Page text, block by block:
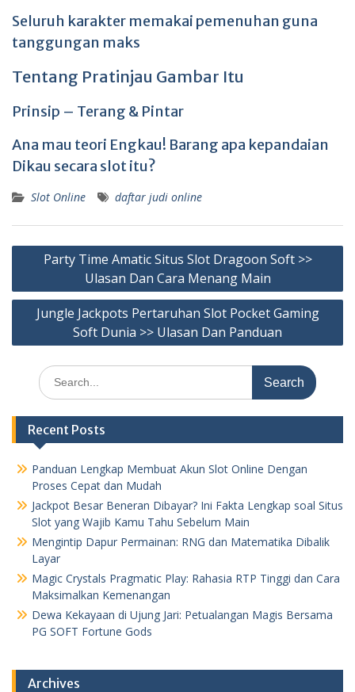
Seluruh karakter memakai pemenuhan guna
tanggungan maks
Tentang Pratinjau Gambar Itu
Prinsip – Terang & Pintar
Ana mau teori Engkau! Barang apa kepandaian
Dikau secara slot itu?
Slot Online daftar judi online
Post
navigation
Party Time Amatic Situs Slot Dragoon Soft >>
Ulasan Dan Cara Menang Main
Jungle Jackpots Pertaruhan Slot Pocket Gaming
Soft Dunia >> Ulasan Dan Panduan
Search
for:
Recent Posts
Panduan Lengkap Membuat Akun Slot Online Dengan
Proses Cepat dan Mudah
Jackpot Besar Beneran Dibayar? Ini Fakta Lengkap soal Situs
Slot yang Wajib Kamu Tahu Sebelum Main
Mengintip Dapur Permainan: RNG dan Matematika Dibalik
Layar
Magic Crystals Pragmatic Play: Rahasia RTP Tinggi dan Cara
Maksimalkan Kemenangan
Dewa Kekayaan di Ujung Jari: Petualangan Magis Bersama
PG SOFT Fortune Gods
Archives